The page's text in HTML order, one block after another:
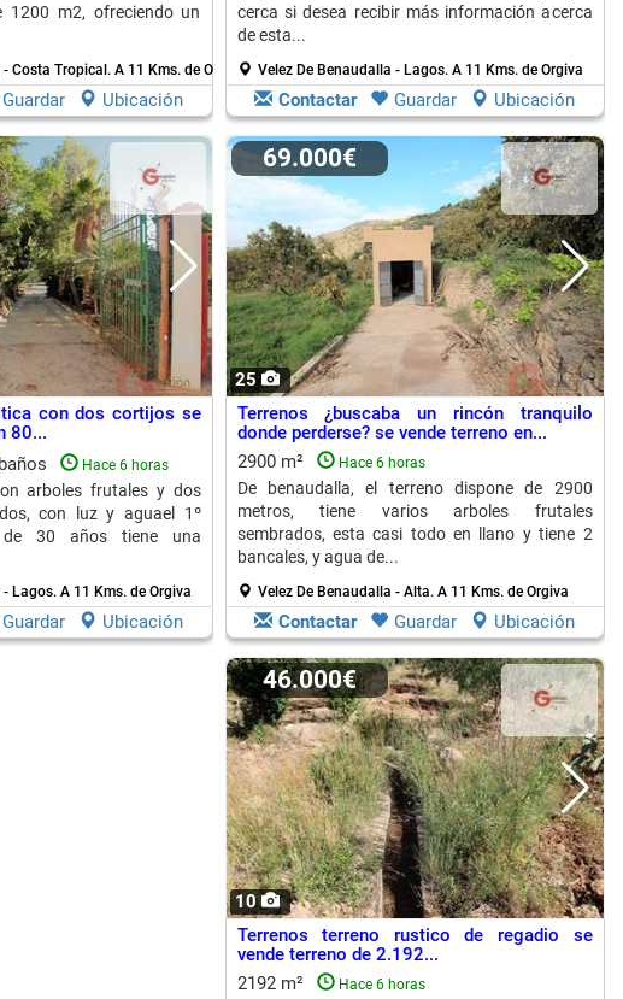
1200 m2, ofreciendo un
- Costa Tropical. A 11 Kms. de Orgiva
Guardar Ubicación
cerca si desea recibir más información acerca
de esta...
Velez De Benaudalla - Lagos. A 11 Kms. de Orgiva
Contactar Guardar Ubicación
con dos cortijos se
80...
Hace 6 horas
arboles frutales y dos
con luz y aguael 1º
30 años tiene una
- Lagos. A 11 Kms. de Orgiva
Guardar Ubicación
25
69.000€
Terrenos ¿buscaba un rincón tranquilo
donde perderse? se vende terreno en...
2900 m²
Hace 6 horas
De benaudalla, el terreno dispone de 2900
metros, tiene varios arboles frutales
sembrados, esta casi todo en llano y tiene 2
bancales, y agua de...
Velez De Benaudalla - Alta. A 11 Kms. de Orgiva
Contactar Guardar Ubicación
10
46.000€
Terrenos terreno rustico de regadio se
vende terreno de 2.192...
2192 m²
Hace 6 horas